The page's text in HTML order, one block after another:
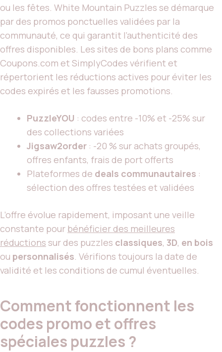
ou les fêtes. White Mountain Puzzles se démarque
par des promos ponctuelles validées par la
communauté, ce qui garantit l’authenticité des
offres disponibles. Les sites de bons plans comme
Coupons.com et SimplyCodes vérifient et
répertorient les réductions actives pour éviter les
codes expirés et les fausses promotions.
PuzzleYOU : codes entre -10% et -25% sur
des collections variées
Jigsaw2order : -20 % sur achats groupés,
offres enfants, frais de port offerts
Plateformes de deals communautaires :
sélection des offres testées et validées
L’offre évolue rapidement, imposant une veille
constante pour bénéficier des meilleures
réductions sur des puzzles classiques, 3D, en bois
ou personnalisés . Vérifions toujours la date de
validité et les conditions de cumul éventuelles.
Comment fonctionnent les
codes promo et offres
spéciales puzzles ?